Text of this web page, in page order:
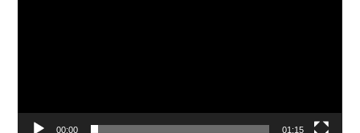
00:00 01:15